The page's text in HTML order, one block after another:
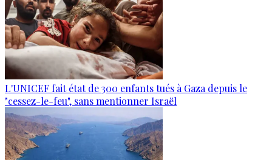
L'UNICEF fait état de 300 enfants tués à Gaza depuis le
"cessez-le-feu", sans mentionner Israël